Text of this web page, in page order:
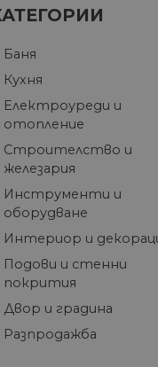
Баня
Кухня
Електроуреди и
отопление
Строителство и
железария
Инструменти и
оборудване
Интериор и
Подови и стенни
покрития
Двор и градина
Разпродажба
__utmb
_ga_32J9YV418P
__utmc
Име
YSC
VISITOR_INFO1_LIVE
IDE
test_cookie
_fbp
GeneralAppGenSession
__Secure-ROLLOUT_TOKEN